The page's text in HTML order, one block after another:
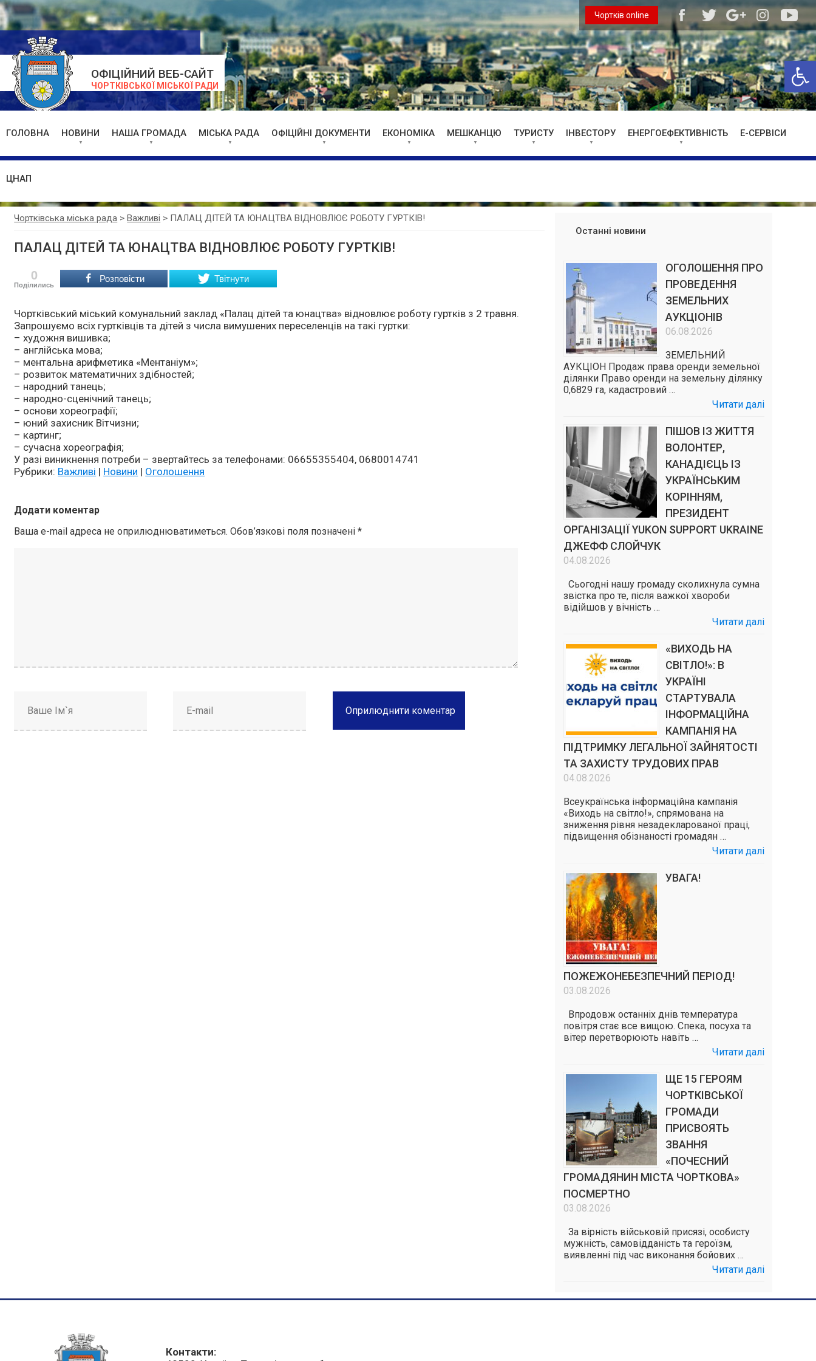
ОФІЦІЙНИЙ ВЕБ-САЙТ
ЧОРТКІВСЬКОЇ МІСЬКОЇ РАДИ
Чортків online
ГОЛОВНА НОВИНИ НАША ГРОМАДА МІСЬКА РАДА ОФІЦІЙНІ ДОКУМЕНТИ ЕКОНОМІКА МЕШКАНЦЮ ТУРИСТУ ІНВЕСТОРУ ЕНЕРГОЕФЕКТИВНІСТЬ Е-СЕРВІСИ
ЦНАП
Чортківська міська рада >Важливі > ПАЛАЦ ДІТЕЙ ТА ЮНАЦТВА ВІДНОВЛЮЄ РОБОТУ ГУРТКІВ!
ПАЛАЦ ДІТЕЙ ТА ЮНАЦТВА ВІДНОВЛЮЄ РОБОТУ ГУРТКІВ!
0
Поділились
Розповісти Твітнути
Чортківський міський комунальний заклад «Палац дітей та юнацтва» відновлює роботу гуртків з 2 травня.
Запрошуємо всіх гуртківців та дітей з числа вимушених переселенців на такі гуртки:
– художня вишивка;
– англійська мова;
– ментальна арифметика «Ментаніум»;
– розвиток математичних здібностей;
– народний танець;
– народно-сценічний танець;
– основи хореографії;
– юний захисник Вітчизни;
– картинг;
– сучасна хореографія;
У разі виникнення потреби – звертайтесь за телефонами: 06655355404, 0680014741
Рубрики: Важливі | Новини | Оголошення
Додати коментар
Ваша e-mail адреса не оприлюднюватиметься. Обов’язкові поля позначені*
Останні новини
ОГОЛОШЕННЯ ПРО
ПРОВЕДЕННЯ
ЗЕМЕЛЬНИХ
АУКЦІОНІВ
06.08.2026
ЗЕМЕЛЬНИЙ
АУКЦІОН Продаж права оренди земельної
ділянки Право оренди на земельну ділянку
0,6829 га, кадастровий …
Читати далі
ПІШОВ ІЗ ЖИТТЯ
ВОЛОНТЕР,
КАНАДІЄЦЬ ІЗ
УКРАЇНСЬКИМ
КОРІННЯМ,
ПРЕЗИДЕНТ
ОРГАНІЗАЦІЇ YUKON SUPPORT UKRAINE
ДЖЕФФ СЛОЙЧУК
04.08.2026
Сьогодні нашу громаду сколихнула сумна
звістка про те, після важкої хвороби
відійшов у вічність …
Читати далі
«ВИХОДЬ НА
СВІТЛО!»: В
УКРАЇНІ
СТАРТУВАЛА
ІНФОРМАЦІЙНА
КАМПАНІЯ НА
ПІДТРИМКУ ЛЕГАЛЬНОЇ ЗАЙНЯТОСТІ
ТА ЗАХИСТУ ТРУДОВИХ ПРАВ
04.08.2026
Всеукраїнська інформаційна кампанія
«Виходь на світло!», спрямована на
зниження рівня незадекларованої праці,
підвищення обізнаності громадян …
Читати далі
УВАГА!
ПОЖЕЖОНЕБЕЗПЕЧНИЙ ПЕРІОД!
03.08.2026
Впродовж останніх днів температура
повітря стає все вищою. Спека, посуха та
вітер перетворюють навіть …
Читати далі
ЩЕ 15 ГЕРОЯМ
ЧОРТКІВСЬКОЇ
ГРОМАДИ
ПРИСВОЯТЬ
ЗВАННЯ
«ПОЧЕСНИЙ
ГРОМАДЯНИН МІСТА ЧОРТКОВА»
ПОСМЕРТНО
03.08.2026
За вірність військовій присязі, особисту
мужність, самовідданість та героїзм,
виявленні під час виконання бойових …
Читати далі
Контакти: